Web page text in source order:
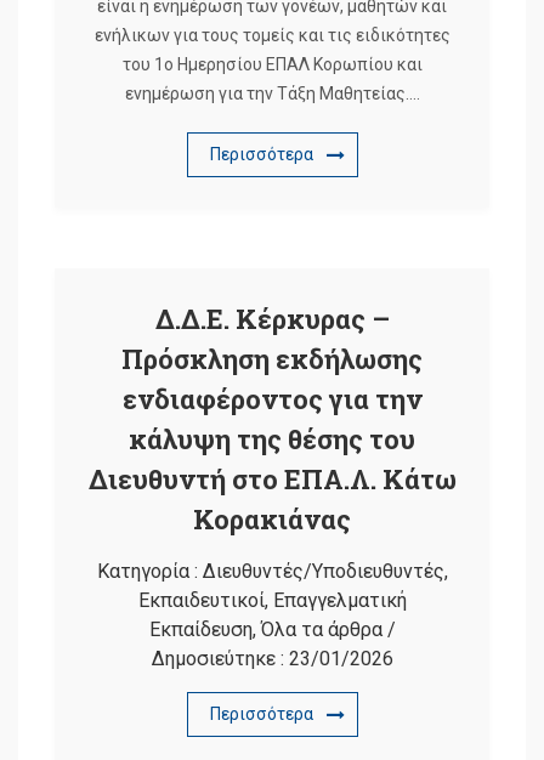
είναι η ενημέρωση των γονέων, μαθητών και
ενήλικων για τους τομείς και τις ειδικότητες
του 1ο Ημερησίου ΕΠΑΛ Κορωπίου και
ενημέρωση για την Τάξη Μαθητείας….
Περισσότερα
Δ.Δ.Ε. Κέρκυρας –
Πρόσκληση εκδήλωσης
ενδιαφέροντος για την
κάλυψη της θέσης του
Διευθυντή στο ΕΠΑ.Λ. Κάτω
Κορακιάνας
Κατηγορία : Διευθυντές/Υποδιευθυντές,
Εκπαιδευτικοί, Επαγγελματική
Εκπαίδευση,Όλα τα άρθρα/
Δημοσιεύτηκε : 23/01/2026
Περισσότερα